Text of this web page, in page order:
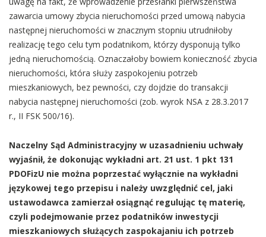
zawarcia umowy zbycia nieruchomości przed umową nabycia
następnej nieruchomości w znacznym stopniu utrudniłoby
realizację tego celu tym podatnikom, którzy dysponują tylko
jedną nieruchomością. Oznaczałoby bowiem konieczność zbycia
nieruchomości, która służy zaspokojeniu potrzeb
mieszkaniowych, bez pewności, czy dojdzie do transakcji
nabycia następnej nieruchomości (zob. wyrok NSA z 28.3.2017
r., II FSK 500/16).
Naczelny Sąd Administracyjny w uzasadnieniu uchwały
wyjaśnił, że dokonując wykładni art. 21 ust. 1 pkt 131
PDOFizU nie można poprzestać wyłącznie na wykładni
językowej tego przepisu i należy uwzględnić cel, jaki
ustawodawca zamierzał osiągnąć regulując tę materię,
czyli podejmowanie przez podatników inwestycji
mieszkaniowych służących zaspokajaniu ich potrzeb